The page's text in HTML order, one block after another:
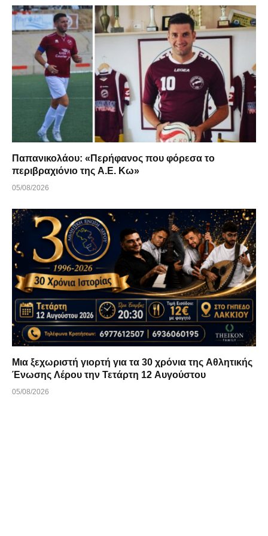
Παπανικολάου: «Περήφανος που φόρεσα το
περιβραχιόνιο της Α.Ε. Κω»
05/08/2026
Μια ξεχωριστή γιορτή για τα 30 χρόνια της Αθλητικής
Ένωσης Λέρου την Τετάρτη 12 Αυγούστου
05/08/2026